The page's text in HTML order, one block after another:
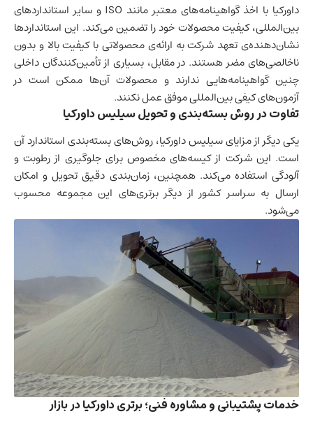
داورکیا با اخذ گواهینامه‌های معتبر مانند ISO و سایر استانداردهای
بین‌المللی، کیفیت محصولات خود را تضمین می‌کند. این استانداردها
نشان‌دهنده‌ی تعهد شرکت به ارائه‌ی محصولاتی با کیفیت بالا و بدون
ناخالصی‌های مضر هستند. در مقابل، بسیاری از تأمین‌کنندگان داخلی
چنین گواهینامه‌هایی ندارند و محصولات آن‌ها ممکن است در
آزمون‌های کیفی بین‌المللی موفق عمل نکنند.
تفاوت در روش بسته‌بندی و تحویل سیلیس داورکیا
یکی دیگر از مزایای سیلیس داورکیا، روش‌های بسته‌بندی استاندارد آن
است. این شرکت از کیسه‌های مخصوص برای جلوگیری از رطوبت و
آلودگی استفاده می‌کند. همچنین، زمان‌بندی دقیق تحویل و امکان
ارسال به سراسر کشور از دیگر برتری‌های این مجموعه محسوب
می‌شود.
خدمات پشتیبانی و مشاوره فنی؛ برتری داورکیا در بازار